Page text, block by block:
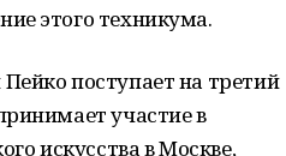
этого техникума.
поступает на третий
участие в
искусства в Москве,